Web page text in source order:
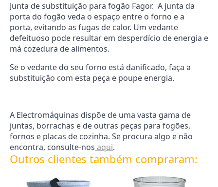
Junta de substituição para fogão Fagor. A junta da
porta do fogão veda o espaço entre o forno e a
porta, evitando as fugas de calor. Um vedante
defeituoso pode resultar em desperdício de energia e
má cozedura de alimentos.
Se o vedante do seu forno está danificado, faça a
substituição com esta peça e poupe energia.
A Electromáquinas dispõe de uma vasta gama de
juntas, borrachas e de outras peças para fogões,
fornos e placas de cozinha. Se procura algo e não
encontra, consulte-nos aqui.
Outros clientes também compraram: